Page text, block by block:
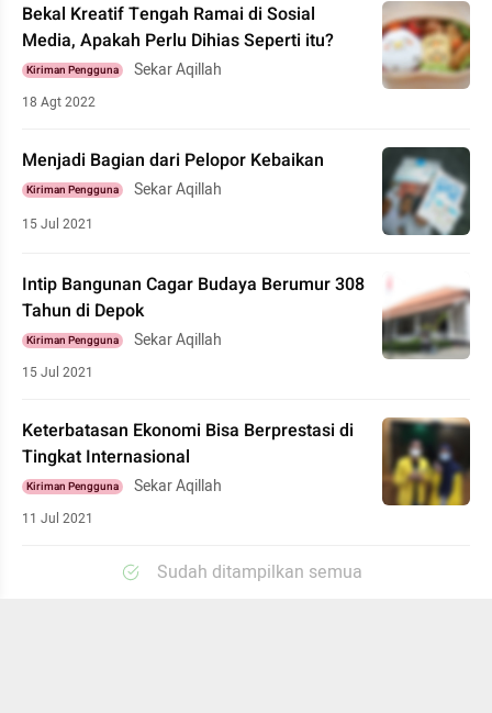
Bekal Kreatif Tengah Ramai di Sosial
Media, Apakah Perlu Dihias Seperti itu?
Kiriman Pengguna Sekar Aqillah
18 Agt 2022
Menjadi Bagian dari Pelopor Kebaikan
Kiriman Pengguna Sekar Aqillah
15 Jul 2021
Intip Bangunan Cagar Budaya Berumur 308
Tahun di Depok
Kiriman Pengguna Sekar Aqillah
15 Jul 2021
Keterbatasan Ekonomi Bisa Berprestasi di
Tingkat Internasional
Kiriman Pengguna Sekar Aqillah
11 Jul 2021
Sudah ditampilkan semua